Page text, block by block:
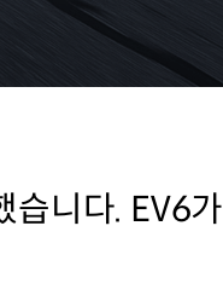
습니다. EV6가